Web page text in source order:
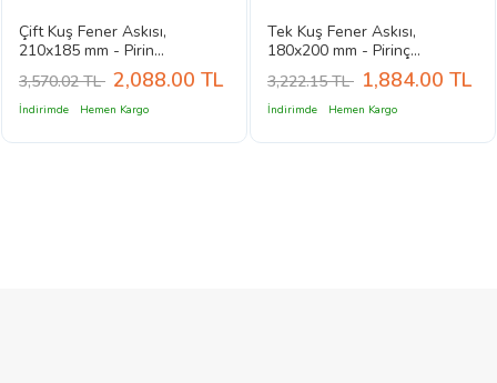
Çift Kuş Fener Askısı,
210x185 mm - Pirin...
3,570.02 TL 2,088.00 TL
İndirimde Hemen Kargo
Tek Kuş Fener Askısı,
180x200 mm - Pirinç...
3,222.15 TL 1,884.00 TL
İndirimde Hemen Kargo